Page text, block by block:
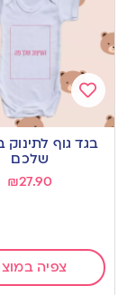
to
wishlist
בגד גוף לתינוק
שלכם
₪27.90
צפיה